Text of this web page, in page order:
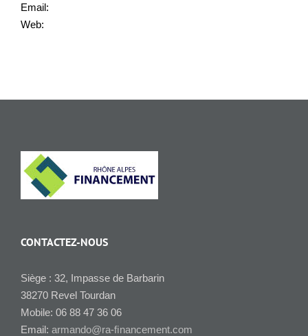
Email:
Web:
CONTACTEZ-NOUS
Siège : 32, Impasse de Barbarin
38270 Revel Tourdan
Mobile: 06 88 47 36 06
Email: armando@ra-ﬁnancement.com